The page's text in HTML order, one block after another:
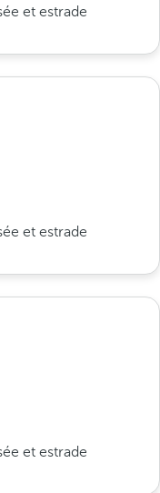
et estrade
et estrade
et estrade